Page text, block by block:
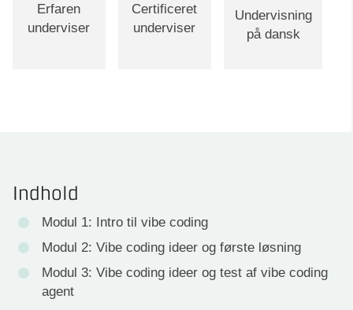
Erfaren
underviser
Certificeret
underviser
Undervisning
på dansk
Indhold
Modul 1: Intro til vibe coding
Modul 2: Vibe coding ideer og første løsning
Modul 3: Vibe coding ideer og test af vibe coding
agent